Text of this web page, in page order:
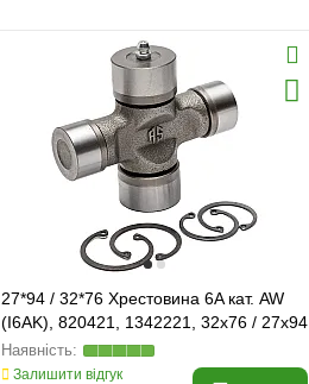
27*94 / 32*76 Хрестовина 6A кат. AW
(I6AK), 820421, 1342221, 32x76 / 27x94
Залишити відгук